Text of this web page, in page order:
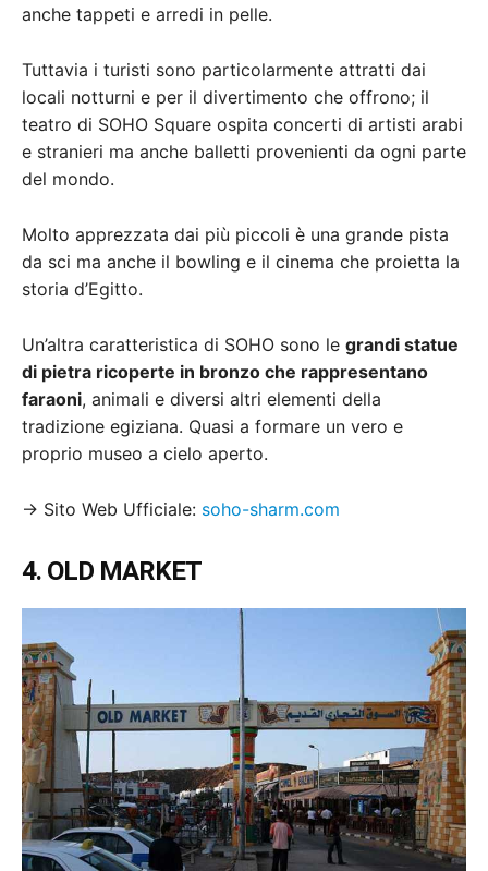
anche tappeti e arredi in pelle.
Tuttavia i turisti sono particolarmente attratti dai
locali notturni e per il divertimento che offrono; il
teatro di SOHO Square ospita concerti di artisti arabi
e stranieri ma anche balletti provenienti da ogni parte
del mondo.
Molto apprezzata dai più piccoli è una grande pista
da sci ma anche il bowling e il cinema che proietta la
storia d’Egitto.
Un’altra caratteristica di SOHO sono le grandi statue
di pietra ricoperte in bronzo che rappresentano
faraoni, animali e diversi altri elementi della
tradizione egiziana. Quasi a formare un vero e
proprio museo a cielo aperto.
→ Sito Web Ufficiale: soho-sharm.com
4. OLD MARKET